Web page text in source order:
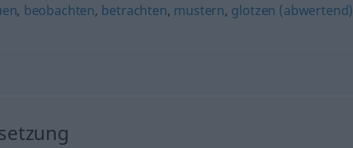
, beobachten, betrachten, mustern, glotzen (abwertend)